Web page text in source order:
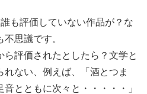
も評価していない作品が？な
思議です。
評価されたとしたら？文学と
ない、例えば、「酒とつま
とともに次々と・・・・・」